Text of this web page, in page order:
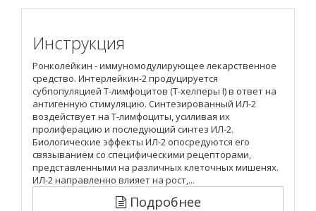
Инструкция
Ронколейкин - иммуномодулирующее лекарственное
средство. Интерлейкин-2 продуцируется
субпопуляцией Т-лимфоцитов (Т-хелперы I) в ответ на
антигенную стимуляцию. Синтезированный ИЛ-2
воздействует на Т-лимфоциты, усиливая их
пролиферацию и последующий синтез ИЛ-2.
Биологические эффекты ИЛ-2 опосредуются его
связыванием со специфическими рецепторами,
представленными на различных клеточных мишенях.
ИЛ-2 направленно влияет на рост,...
Подробнее